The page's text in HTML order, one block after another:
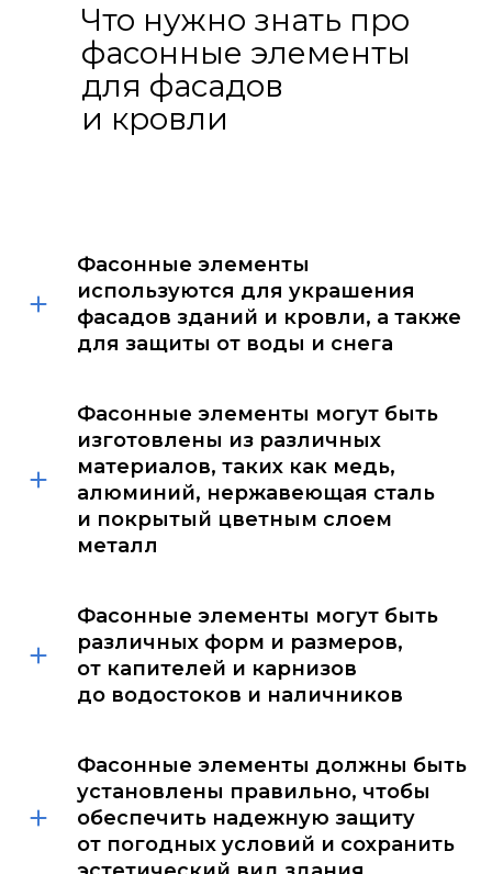
Что нужно знать про
фасонные элементы
для фасадов
и кровли
Фасонные элементы
используются для украшения
фасадов зданий и кровли, а также
для защиты от воды и снега
Фасонные элементы могут быть
изготовлены из различных
материалов, таких как медь,
алюминий, нержавеющая сталь
и покрытый цветным слоем
металл
Фасонные элементы могут быть
различных форм и размеров,
от капителей и карнизов
до водостоков и наличников
Фасонные элементы должны быть
установлены правильно, чтобы
обеспечить надежную защиту
от погодных условий и сохранить